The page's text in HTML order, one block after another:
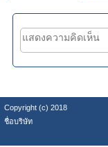
Copyright (c) 2018
ชื่อบริษัท